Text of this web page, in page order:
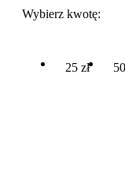
Wybierz kwotę:
25 zł